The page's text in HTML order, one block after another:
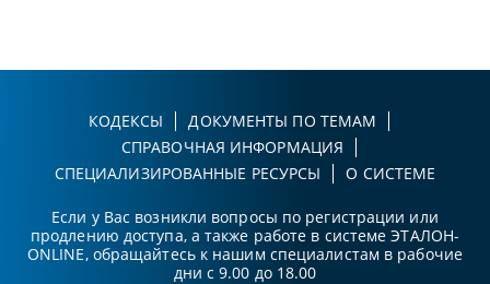
КОДЕКСЫ
ДОКУМЕНТЫ ПО ТЕМАМ
СПРАВОЧНАЯ ИНФОРМАЦИЯ
СПЕЦИАЛИЗИРОВАННЫЕ РЕСУРСЫ
О СИСТЕМЕ
Если у Вас возникли вопросы по регистрации или
продлению доступа, а также работе в системе ЭТАЛОН-
ONLINE, обращайтесь к нашим специалистам в рабочие
дни с 9.00 до 18.00